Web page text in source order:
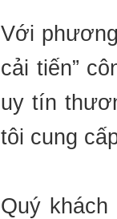
Với
cải tiến”
uy tín
tôi cung
Quý